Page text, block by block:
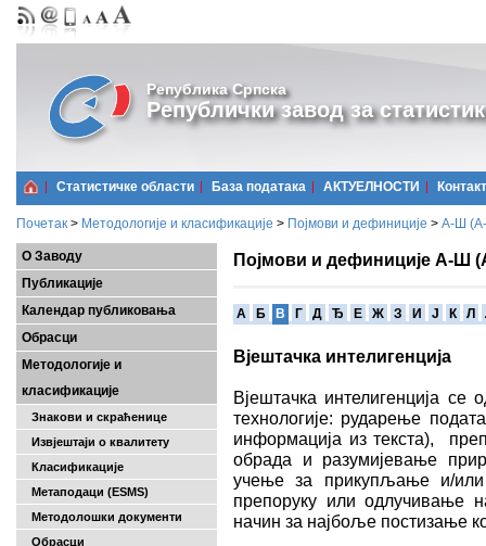
Република Српска
Републички завод за
Статистичке области Базa података АКТУЕЛНОСТИ Контакт
Почетак > Методологије и класификације > Појмови и дефиниције > А-Ш
О Заводу
Публикације
Календар публиковања
Обрасци
Методологије и
класификације
Знакови и скраћенице
Извјештаји о квалитету
Класификације
Метаподаци (ESMS)
Методолошки документи
Обрасци
Појмови и дефиниције А-Ш
A Б В Г Д Ђ Е Ж З И Ј К Л
Вјештачка интелигенција
Вјештачка интелигенција се
технологије: рударење
информација из текста),
обрада и разумијевање
учење за прикупљање и/
препоруку или одлучивање
начин за најбоље постизање